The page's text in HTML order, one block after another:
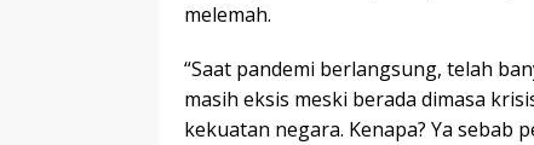
melemah.
“Saat pandemi berlangsung, telah
masih eksis meski berada dimasa
kekuatan negara. Kenapa? Ya sebab